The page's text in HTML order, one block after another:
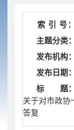
索 引 号：
主题分类：
发布机构：
发布日期：
标 题：
关于对市政
答复